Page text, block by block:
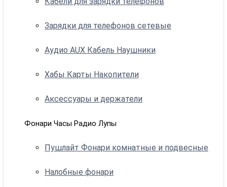
Зарядки для телефонов сетевые
Аудио AUX Кабель Наушники
Хабы Карты Накопители
Аксессуары и держатели
Фонари Часы Радио Лупы
Пушлайт Фонари комнатные и подвесные
Налобные фонари